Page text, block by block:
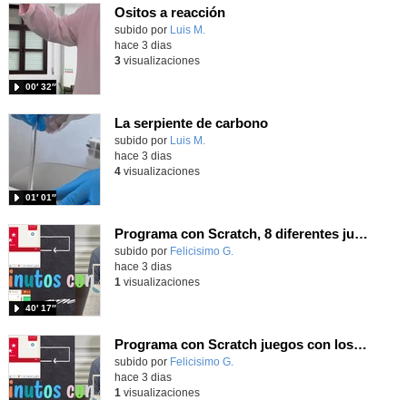
Ositos a reacción
Contenido educativo.
subido por Luis M.
00′ 32″
hace 3 dias
3visualizaciones
La serpiente de carbono
Contenido educativo.
subido por Luis M.
01′ 01″
hace 3 dias
4visualizaciones
Programa con Scratch, 8 diferentes juegos para vivir la emoción de los partidos de España en el mundial 2026
Contenido educativo.
subido por Felicisimo G.
40′ 17″
hace 3 dias
1 visualizaciones
Programa con Scratch juegos con los partidos del mundial 2026 ganados por España
Contenido educativo.
subido por Felicisimo G.
hace 3 dias
1 visualizaciones